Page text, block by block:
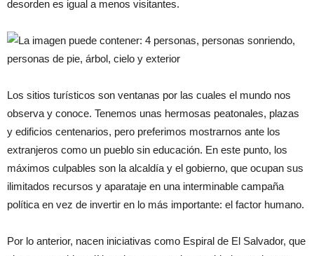
desorden es igual a menos visitantes.
Los sitios turísticos son ventanas por las cuales el mundo nos
observa y conoce. Tenemos unas hermosas peatonales, plazas
y edificios centenarios, pero preferimos mostrarnos ante los
extranjeros como un pueblo sin educación. En este punto, los
máximos culpables son la alcaldía y el gobierno, que ocupan sus
ilimitados recursos y aparataje en una interminable campaña
política en vez de invertir en lo más importante: el factor humano.
Por lo anterior, nacen iniciativas como Espiral de El Salvador, que